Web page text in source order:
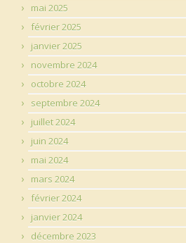
mai 2025
février 2025
janvier 2025
novembre 2024
octobre 2024
septembre 2024
juillet 2024
juin 2024
mai 2024
mars 2024
février 2024
janvier 2024
décembre 2023